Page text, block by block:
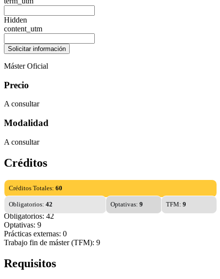
Hidden
content_utm
Máster Oficial
Precio
A consultar
Modalidad
A consultar
Créditos
Créditos Totales: 60
Obligatorios: 42 Optativas:9 TFM: 9
Obligatorios: 42
Optativas: 9
Prácticas externas: 0
Trabajo fin de máster (TFM): 9
Requisitos